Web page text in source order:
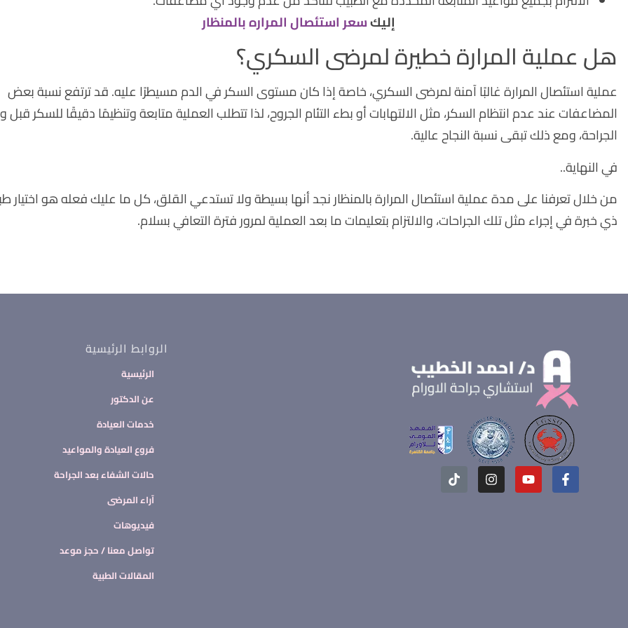
إليكسعر استئصال المراره بالمنظار
هل عملية المرارة خطيرة لمرضى السكري؟
عملية استئصال المرارة غالبًا آمنة لمرضى السكري، خاصة إذا كان مستوى السكر في الدم مسيطرًا عليه. قد ترتفع نسبة بعض
المضاعفات عند عدم انتظام السكر، مثل الالتهابات أو بطء التئام الجروح، لذا تتطلب العملية متابعة وتنظيمًا دقيقًا للسكر قبل
الجراحة، ومع ذلك تبقى نسبة النجاح عالية.
في النهاية..
من خلال تعرفنا على مدة عملية استئصال المرارة بالمنظار نجد أنها بسيطة ولا تستدعي القلق، كل ما عليك فعله هو اختيار
ذي خبرة في إجراء مثل تلك الجراحات، والالتزام بتعليمات ما بعد العملية لمرور فترة التعافي بسلام.
الروابط الرئيسية
الرئيسية
عن الدكتور
خدمات العيادة
فروع العيادة والمواعيد
حالات الشفاء بعد الجراحة
آراء المرضى
فيديوهات
تواصل معنا / حجز موعد
المقالات الطبية